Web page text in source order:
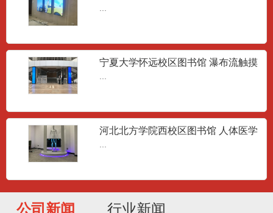
宁夏大学怀远校区图书馆 瀑布流触摸
河北北方学院西校区图书馆 人体医学
公司新闻 行业新闻